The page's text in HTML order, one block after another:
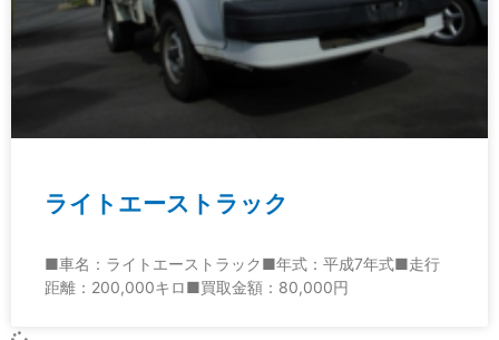
ライトエーストラック
■車名：ライトエーストラック■年式：平成7年式■走行
距離：200,000キロ■買取金額：80,000円